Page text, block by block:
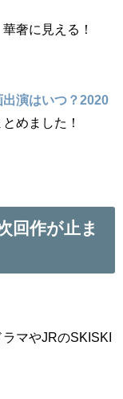
奢に見える！
演はいつ？2020
めました！
回作が止ま
マやJRのSKISKI